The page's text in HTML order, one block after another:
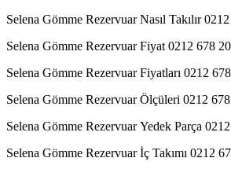
Selena Gömme Rezervuar Nasıl Takılır
Selena Gömme Rezervuar Fiyat 0212 678
Selena Gömme Rezervuar Fiyatları 0212
Selena Gömme Rezervuar Ölçüleri 0212
Selena Gömme Rezervuar Yedek Parça
Selena Gömme Rezervuar İç Takımı 0212